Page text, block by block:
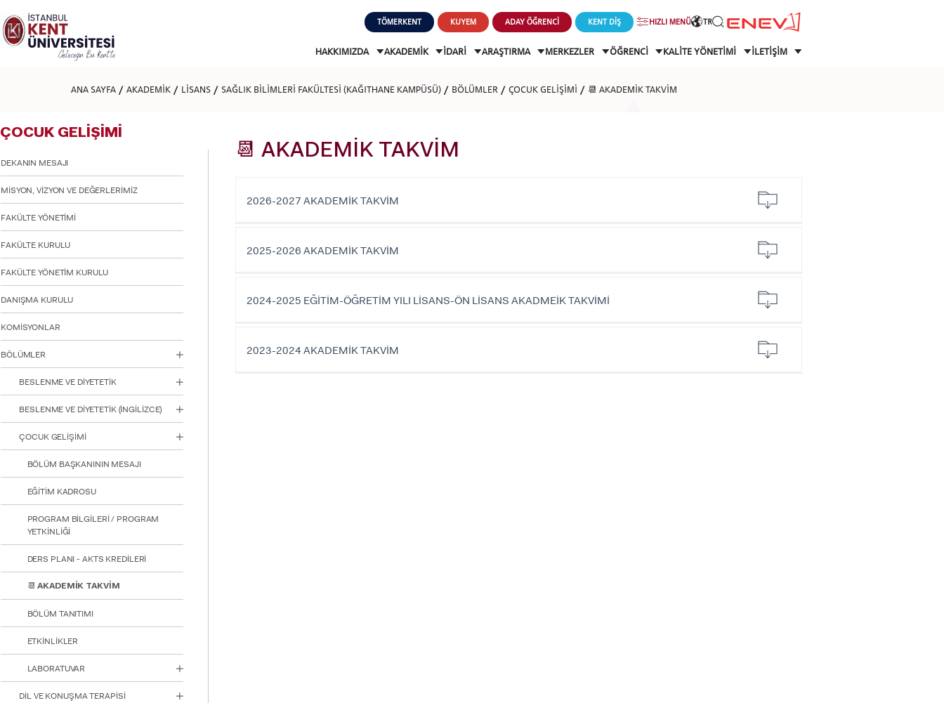
dikkat:
Bu
web
sitesini,
okuyucu
engellilere
ayarlamak
için
Control-
F11'e
basın;
Erişilebilirlik
menüsünü
için
basın.
TÖMERKENT KUYEM ADAY ÖĞRENCİ KENT DİŞ HIZLI MENÜ TR
HAKKIMIZDA AKADEMİK İDARİ ARAŞTIRMA MERKEZLER ÖĞRENCİ KALİTE YÖNETİMİ İLETİŞİM
ANA SAYFA AKADEMİK LİSANS SAĞLIK BİLİMLERİ FAKÜLTESİ (KAĞITHANE KAMPÜSÜ) BÖLÜMLER ÇOCUK GELİŞİMİ 📆 AKADEMİK TAKVİM
ÇOCUK GELİŞİMİ
DEKANIN MESAJI
MİSYON, VİZYON VE DEĞERLERİMİZ
FAKÜLTE YÖNETİMİ
FAKÜLTE KURULU
FAKÜLTE YÖNETİM KURULU
DANIŞMA KURULU
KOMİSYONLAR
BÖLÜMLER
BESLENME VE DİYETETİK
BESLENME VE DİYETETİK (İNGİLİZCE)
ÇOCUK GELİŞİMİ
BÖLÜM BAŞKANININ MESAJI
EĞİTİM KADROSU
PROGRAM BİLGİLERİ / PROGRAM
YETKİNLİĞİ
DERS PLANI - AKTS KREDİLERİ
📆 AKADEMİK TAKVİM
BÖLÜM TANITIMI
ETKİNLİKLER
LABORATUVAR
DİL VE KONUŞMA TERAPİSİ
📆 AKADEMİK TAKVİM
2026-2027 AKADEMİK TAKVİM
2025-2026 AKADEMİK TAKVİM
2024-2025 EĞİTİM-ÖĞRETİM YILI LİSANS-ÖN LİSANS AKADMEİK TAKVİMİ
2023-2024 AKADEMİK TAKVİM